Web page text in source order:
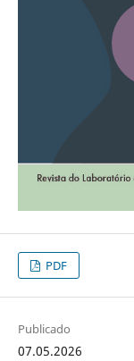
PDF
Publicado
07.05.2026